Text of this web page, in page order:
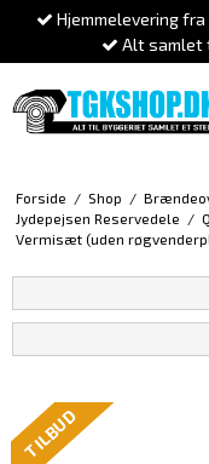
Hjemmelevering fra
Alt samlet
Forside / Shop /
Jydepejsen Reservedele /
Vermisæt (uden
TILBUD